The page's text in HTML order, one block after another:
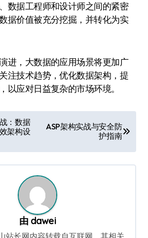
数据工程师和设计师之间的紧密
据价值被充分挖掘，并转化为实
进，大数据的应用场景将更加广
注技术趋势，优化数据架构，提
以应对日益复杂的市场环境。
：数据
架构设
ASP架构实战与安全防
护指南
由 dawei
站长网内容转载自互联网，其相关